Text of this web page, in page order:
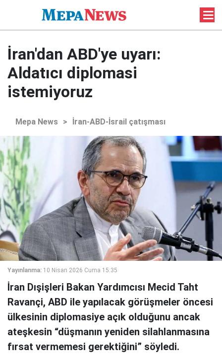
İran'dan ABD'ye uyarı:
Aldatıcı diplomasi
istemiyoruz
Mepa News > İran-ABD-İsrail çatışması
Yayınlanma: 10 Nisan 2026 Cuma 15:35
İran Dışişleri Bakan Yardımcısı Mecid Taht
Ravançi, ABD ile yapılacak görüşmeler öncesi
ülkesinin diplomasiye açık olduğunu ancak
ateşkesin “düşmanın yeniden silahlanmasına
fırsat vermemesi gerektiğini” söyledi.